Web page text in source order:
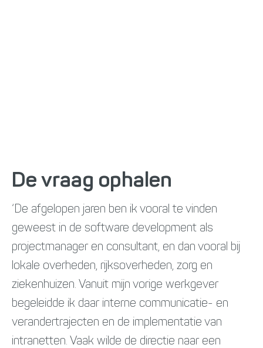
De vraag ophalen
‘De afgelopen jaren ben ik vooral te vinden
geweest in de software development als
projectmanager en consultant, en dan vooral bij
lokale overheden, rijksoverheden, zorg en
ziekenhuizen. Vanuit mijn vorige werkgever
begeleidde ik daar interne communicatie- en
verandertrajecten en de implementatie van
intranetten. Vaak wilde de directie naar een